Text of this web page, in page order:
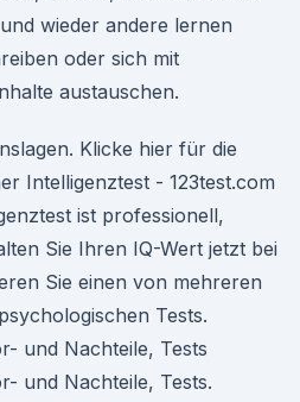
wieder andere lernen
oder sich mit
austauschen.
Klicke hier für die
Intelligenztest - 123test.com
ist professionell,
Sie Ihren IQ-Wert jetzt bei
Sie einen von mehreren
Tests.
und Nachteile, Tests
und Nachteile, Tests.